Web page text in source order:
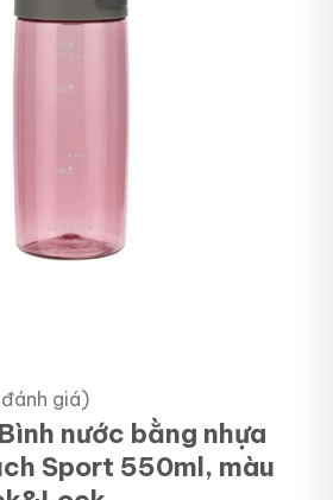
giá)
nước bằng nhựa
Sport 550ml, màu